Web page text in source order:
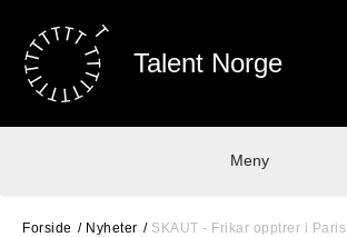
Talent Norge
Meny
Forside Nyheter SKAUT - Frikar opptrer i Paris